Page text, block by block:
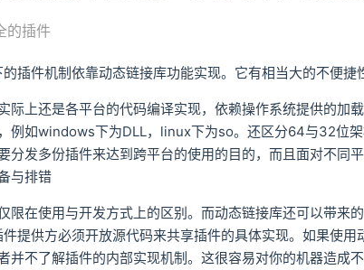
的插件
插件机制依靠动态链接库功能实现。它有相当大的不便捷
际上还是各平台的代码编译实现，依赖操作系统提供的加
例如windows下为DLL，linux下为so。还区分64与32位
分发多份插件来达到跨平台的使用的目的，而且面对不同
与排错
限在使用与开发方式上的区别。而动态链接库还可以带来
提供方必须开放源代码来共享插件的具体实现。如果使用
并不了解插件的内部实现机制。这很容易对你的机器造成